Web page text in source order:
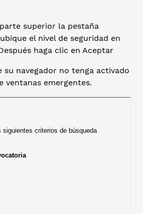
superior la pestaña
el nivel de seguridad en
haga clic en Aceptar
su navegador no tenga activado
ventanas emergentes.